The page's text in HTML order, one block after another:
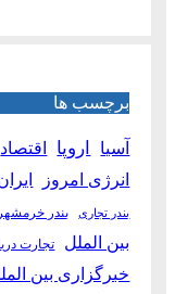
برچسب ها
آسیا اروپا اقتصاد
انرژی امروز
بندر تجاری بندر خرمشهر
بین الملل تجارت
خبرگزاری بین